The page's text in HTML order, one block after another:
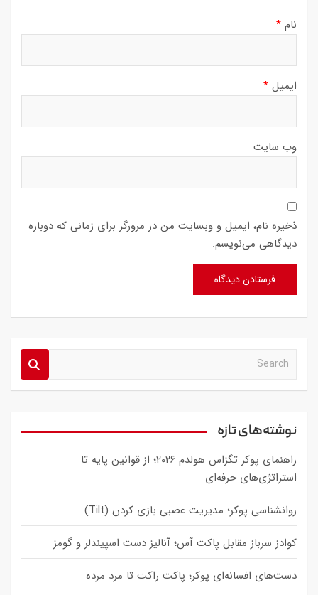
نام *
ایمیل *
وب‌ سایت
ذخیره نام، ایمیل و وبسایت من در مرورگر برای زمانی که دوباره
دیدگاهی می‌نویسم.
a
c
نوشته‌های تازه
راهنمای پوکر تگزاس هولدم ۲۰۲۶؛ از قوانین پایه تا
استراتژی‌های حرفه‌ای
روانشناسی پوکر؛ مدیریت عصبی بازی کردن (Tilt)
کوادز سرباز مقابل پاکت آس؛ آنالیز دست اسپیندلر و گومز
دست‌های افسانه‌ای پوکر؛ پاکت راکت تا مرد مرده